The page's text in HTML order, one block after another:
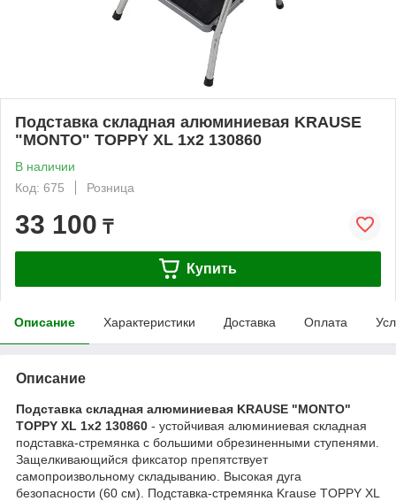
Подставка складная алюминиевая KRAUSE
"MONTO" TOPPY XL 1х2 130860
В наличии
Код: 675
Розница
33 100 ₸
Купить
Описание Характеристики Доставка Оплата
Описание
Подставка складная алюминиевая KRAUSE "MONTO"
TOPPY XL 1х2 130860 - устойчивая алюминиевая складная
подставка-стремянка с большими обрезиненными ступенями.
Защелкивающийся фиксатор препятствует
самопроизвольному складыванию. Высокая дуга
безопасности (60 см). Подставка-стремянка Krause TOPPY XL